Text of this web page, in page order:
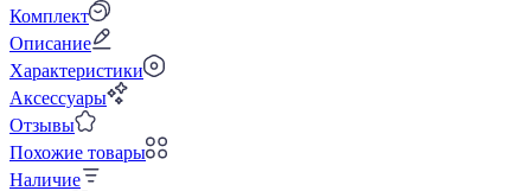
Комплект
Описание
Характеристики
Аксессуары
Отзывы
Похожие товары
Наличие